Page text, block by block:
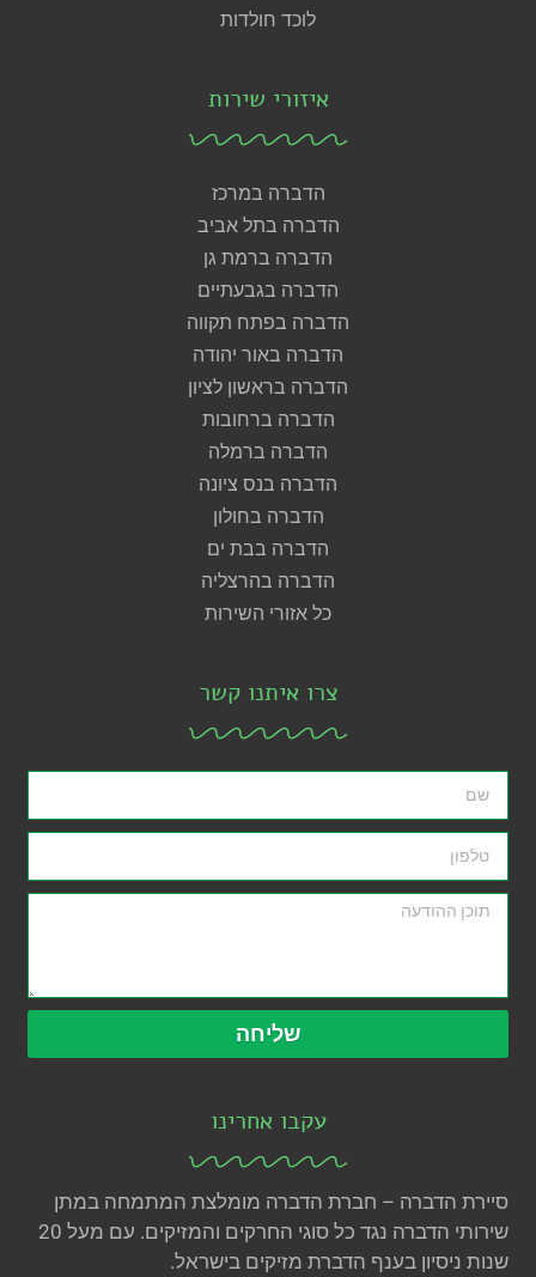
לוכד חולדות
איזורי שירות
הדברה במרכז
הדברה בתל אביב
הדברה ברמת גן
הדברה בגבעתיים
הדברה בפתח תקווה
הדברה באור יהודה
הדברה בראשון לציון
הדברה ברחובות
הדברה ברמלה
הדברה בנס ציונה
הדברה בחולון
הדברה בבת ים
הדברה בהרצליה
כל אזורי השירות
צרו איתנו קשר
שליחה
עקבו אחרינו
סיירת הדברה – חברת הדברה מומלצת המתמחה במתן
שירותי הדברה נגד כל סוגי החרקים והמזיקים. עם מעל 20
שנות ניסיון בענף הדברת מזיקים בישראל.